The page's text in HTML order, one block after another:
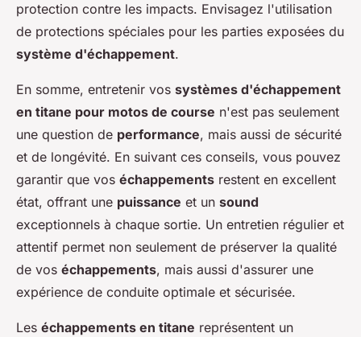
protection contre les impacts. Envisagez l'utilisation
de protections spéciales pour les parties exposées du
système d'échappement.
En somme, entretenir vos systèmes d'échappement
en titane pour motos de course n'est pas seulement
une question de performance, mais aussi de sécurité
et de longévité. En suivant ces conseils, vous pouvez
garantir que vos échappements restent en excellent
état, offrant une puissance et un sound
exceptionnels à chaque sortie. Un entretien régulier et
attentif permet non seulement de préserver la qualité
de vos échappements, mais aussi d'assurer une
expérience de conduite optimale et sécurisée.
Les échappements en titane représentent un